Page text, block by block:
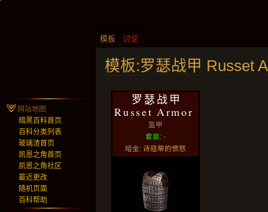
模板:罗瑟战甲 Russet
罗瑟战甲
Russet Armor
盔甲
套装: -
暗金: 诗寇蒂的愤怒
模板 讨论
网站地图
暗黑百科首页
百科分类列表
玻璃渣首页
凯恩之角首页
凯恩之角社区
最近更改
随机页面
百科帮助